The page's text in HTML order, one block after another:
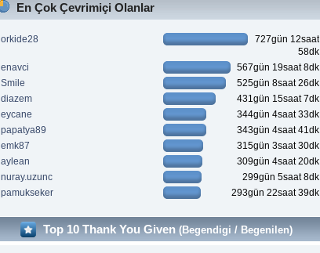
En Çok Çevrimiçi Olanlar
orkide28
727gün 12saat
58dk
enavci
567gün 19saat 8dk
Smile
525gün 8saat 26dk
diazem
431gün 15saat 7dk
eycane
344gün 4saat 33dk
papatya89
343gün 4saat 41dk
emk87
315gün 3saat 30dk
aylean
309gün 4saat 20dk
nuray.uzunc
299gün 5saat 8dk
pamukseker
293gün 22saat 39dk
Top 10 Thank You Given(Begendigi / Begenilen)